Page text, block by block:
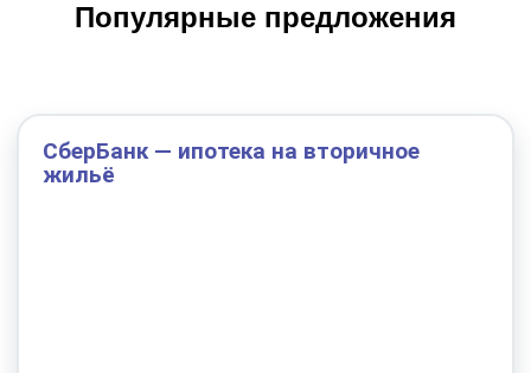
Популярные предложения
СберБанк — ипотека на вторичное
жильё